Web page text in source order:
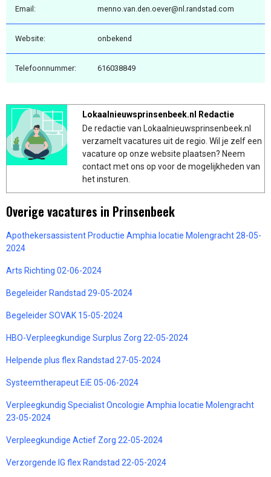
Email: menno.van.den.oever@nl.randstad.com
Website: onbekend
Telefoonnummer: 616038849
Lokaalnieuwsprinsenbeek.nl Redactie
De redactie van Lokaalnieuwsprinsenbeek.nl
verzamelt vacatures uit de regio. Wil je zelf een
vacature op onze website plaatsen? Neem
contact met ons op voor de mogelijkheden van
het insturen.
Overige vacatures in Prinsenbeek
Apothekersassistent Productie Amphia locatie Molengracht 28-05-
2024
Arts Richting 02-06-2024
Begeleider Randstad 29-05-2024
Begeleider SOVAK 15-05-2024
HBO-Verpleegkundige Surplus Zorg 22-05-2024
Helpende plus flex Randstad 27-05-2024
Systeemtherapeut EiE 05-06-2024
Verpleegkundig Specialist Oncologie Amphia locatie Molengracht
23-05-2024
Verpleegkundige Actief Zorg 22-05-2024
Verzorgende IG flex Randstad 22-05-2024